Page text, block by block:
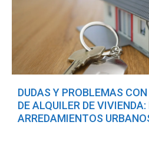
DUDAS Y PROBLEMAS
DE ALQUILER DE
ARREDAMIENTOS